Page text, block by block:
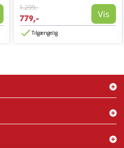
1.299,-
779,- Vis
Tilgængelig